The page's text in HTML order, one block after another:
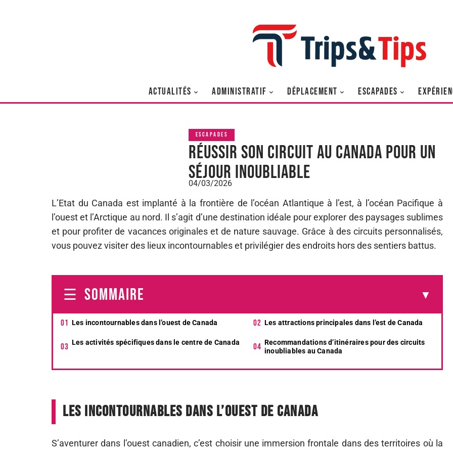
ACTUALITÉS ADMINISTRATIF DÉPLACEMENT ESCAPADES
ESCAPADES
Réussir son circuit au Canada pour un
séjour inoubliable
04/03/2026
L’Etat du Canada est implanté à la frontière de l’océan Atlantique à l’est, à l’océan Pacifique à
l’ouest et l’Arctique au nord. Il s’agit d’une destination idéale pour explorer des paysages sublimes
et pour profiter de vacances originales et de nature sauvage. Grâce à des circuits personnalisés,
vous pouvez visiter des lieux incontournables et privilégier des endroits hors des sentiers battus.
SOMMAIRE
Les incontournables dans l’ouest de Canada Les attractions principales dans l’est de Canada
Les activités spécifiques dans le centre de Canada
Recommandations d’itinéraires pour des circuits
inoubliables au Canada
Les incontournables dans l’ouest de Canada
S’aventurer dans l’ouest canadien, c’est choisir une immersion frontale dans des territoires où la